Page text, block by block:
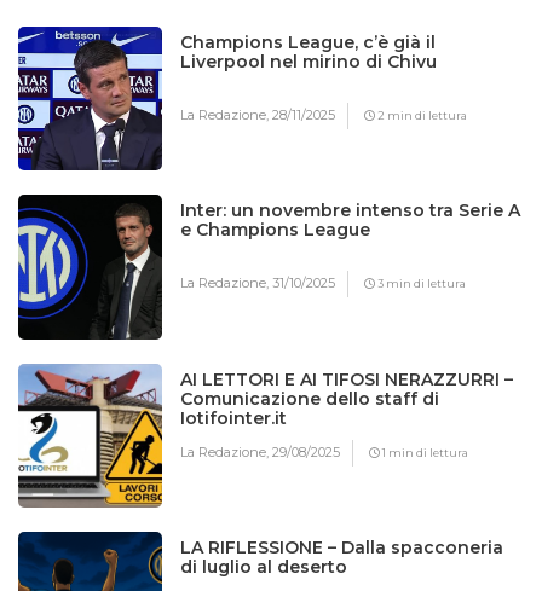
Champions League, c’è già il
Liverpool nel mirino di Chivu
La Redazione,28/11/2025 2 min di lettura
Inter: un novembre intenso tra Serie A
e Champions League
La Redazione,31/10/2025 3 min di lettura
AI LETTORI E AI TIFOSI NERAZZURRI –
Comunicazione dello staff di
Iotifointer.it
La Redazione,29/08/2025 1 min di lettura
LA RIFLESSIONE – Dalla spacconeria
di luglio al deserto